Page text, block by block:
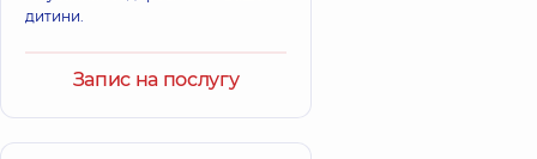
дитини.
Запис на послугу